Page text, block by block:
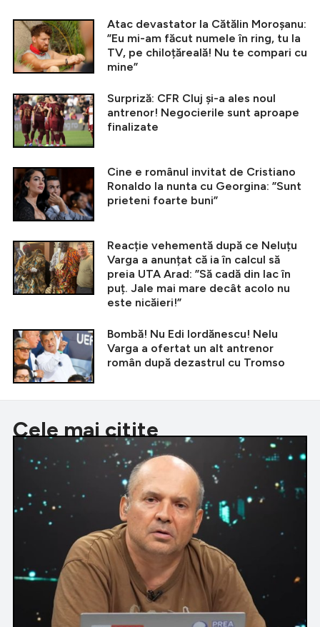
Atac devastator la Cătălin Moroșanu:
”Eu mi-am făcut numele în ring, tu la
TV, pe chiloțăreală! Nu te compari cu
mine”
Surpriză: CFR Cluj și-a ales noul
antrenor! Negocierile sunt aproape
finalizate
Cine e românul invitat de Cristiano
Ronaldo la nunta cu Georgina: ”Sunt
prieteni foarte buni”
Reacție vehementă după ce Neluțu
Varga a anunțat că ia în calcul să
preia UTA Arad: ”Să cadă din lac în
puț. Jale mai mare decât acolo nu
este nicăieri!”
Bombă! Nu Edi Iordănescu! Nelu
Varga a ofertat un alt antrenor
român după dezastrul cu Tromso
Cele mai citite